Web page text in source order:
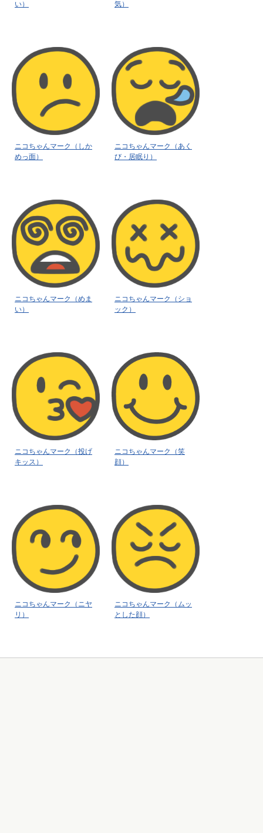
い） 気）
ニコちゃんマーク（しか
めっ面）
ニコちゃんマーク（あく
び・居眠り）
ニコちゃんマーク（めま
い）
ニコちゃんマーク（ショ
ック）
ニコちゃんマーク（投げ
キッス）
ニコちゃんマーク（笑
顔）
ニコちゃんマーク（ニヤ
リ）
ニコちゃんマーク（ムッ
とした顔）